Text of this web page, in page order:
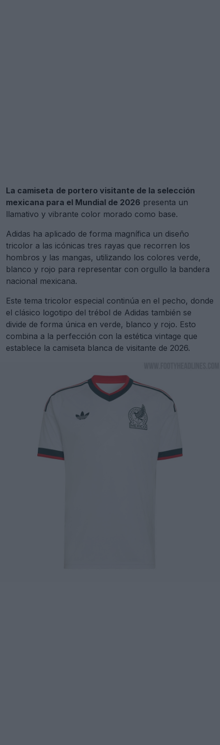
La camiseta de portero visitante de la selección
mexicana para el Mundial de 2026 presenta un
llamativo y vibrante color morado como base.
Adidas ha aplicado de forma magnífica un diseño
tricolor a las icónicas tres rayas que recorren los
hombros y las mangas, utilizando los colores verde,
blanco y rojo para representar con orgullo la bandera
nacional mexicana.
Este tema tricolor especial continúa en el pecho, donde
el clásico logotipo del trébol de Adidas también se
divide de forma única en verde, blanco y rojo. Esto
combina a la perfección con la estética vintage que
establece la camiseta blanca de visitante de 2026.